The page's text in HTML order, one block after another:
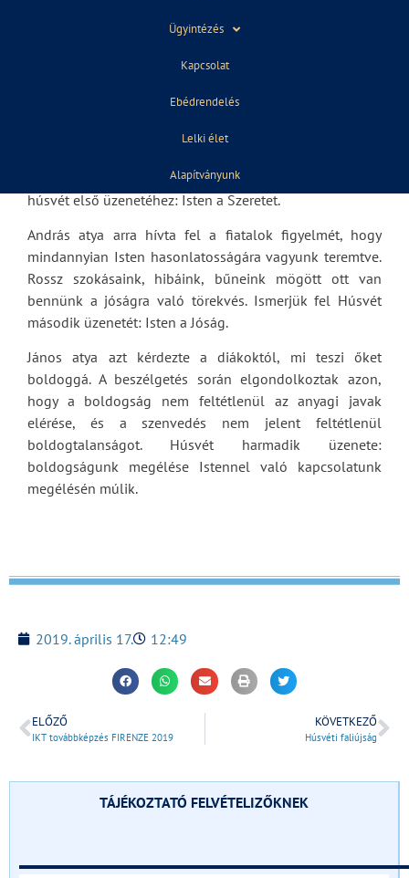
Ügyintézés
Kapcsolat
Ebédrendelés
Lelki élet
Alapítványunk
beszélgetett az iskola tanulóival Húsvét üzenetéről:
Boldogság, jóság, szeretet.
Mihály atya a szent három nap eseményein vezette végig
hogy szeressünk és szeretve legyünk. Így jutottak el
húsvét első üzenetéhez: Isten a Szeretet.
András atya arra hívta fel a fiatalok figyelmét, hogy
mindannyian Isten hasonlatosságára vagyunk teremtve.
Rossz szokásaink, hibáink, bűneink mögött ott van
bennünk a jóságra való törekvés. Ismerjük fel Húsvét
második üzenetét: Isten a Jóság.
János atya azt kérdezte a diákoktól, mi teszi őket
boldoggá. A beszélgetés során elgondolkoztak azon,
hogy a boldogság nem feltétlenül az anyagi javak
elérése, és a szenvedés nem jelent feltétlenül
boldogtalanságot. Húsvét harmadik üzenete:
boldogságunk megélése Istennel való kapcsolatunk
megélésén múlik.
2019. április 17. 12:49
ELŐZŐ
IKT továbbképzés FIRENZE 2019
KÖVETKEZŐ
Húsvéti faliújság
TÁJÉKOZTATÓ FELVÉTELIZŐKNEK